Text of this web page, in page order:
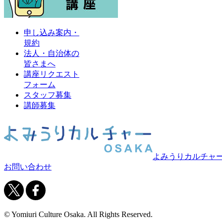
申し込み案内・
規約
法人・自治体の
皆さまへ
講座リクエスト
フォーム
スタッフ募集
講師募集
よみうりカルチャ
お問い合わせ
© Yomiuri Culture Osaka. All Rights Reserved.